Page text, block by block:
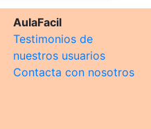
AulaFacil
Testimonios de
nuestros usuarios
Contacta con nosotros